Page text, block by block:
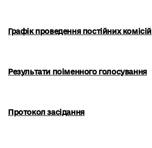
Графік проведення постійних комісій
Результати поіменного голосування
Протокол засідання